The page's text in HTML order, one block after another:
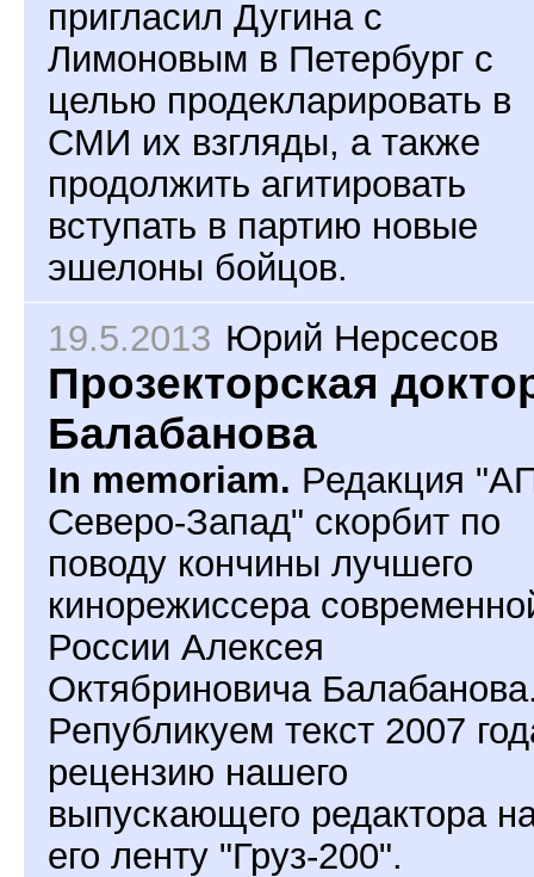
пригласил Дугина с
Лимоновым в Петербург с
целью продекларировать в
СМИ их взгляды, а также
продолжить агитировать
вступать в партию новые
эшелоны бойцов.
19.5.2013 Юрий Нерсесов
Прозекторская
Балабанова
In memoriam. Редакция
Северо-Запад" скорбит по
поводу кончины лучшего
кинорежиссера
России Алексея
Октябриновича
Републикуем текст 2007
рецензию нашего
выпускающего редактора
его ленту "Груз-200".